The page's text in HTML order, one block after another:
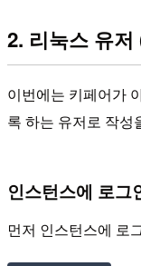
2. 리눅스 유저
이번에는 키페어가
록 하는 유저로 작성
인스턴스에 로그
먼저 인스턴스에 로